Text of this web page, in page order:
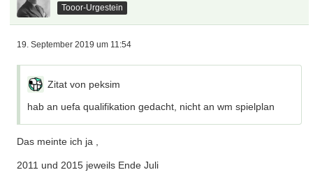
Tooor-Urgestein
19. September 2019 um 11:54
Zitat von peksim
hab an uefa qualifikation gedacht, nicht an wm spielplan
Das meinte ich ja ,
2011 und 2015 jeweils Ende Juli